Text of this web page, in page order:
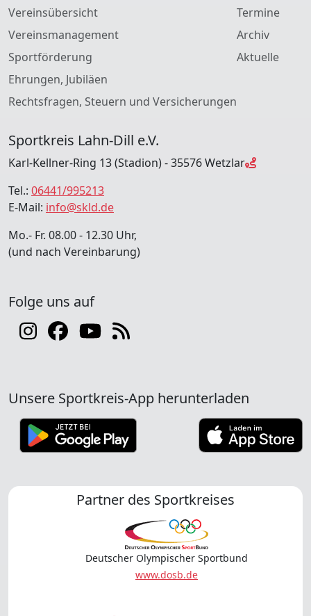
Vereinsübersicht
Vereinsmanagement
Sportförderung
Ehrungen, Jubiläen
Rechtsfragen, Steuern und Versicherungen
Termine
Archiv
Aktuelle
Sportkreis Lahn-Dill e.V.
Karl-Kellner-Ring 13 (Stadion) - 35576 Wetzlar
Tel.: 06441/995213
E-Mail: info@skld.de
Mo.- Fr. 08.00 - 12.30 Uhr,
(und nach Vereinbarung)
Folge uns auf
Unsere Sportkreis-App herunterladen
Partner des Sportkreises
Deutscher Olympischer Sportbund
www.dosb.de